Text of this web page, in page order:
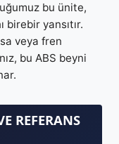
bu ünite,
birebir yansıtır.
veya fren
bu ABS beyni
REFERANS